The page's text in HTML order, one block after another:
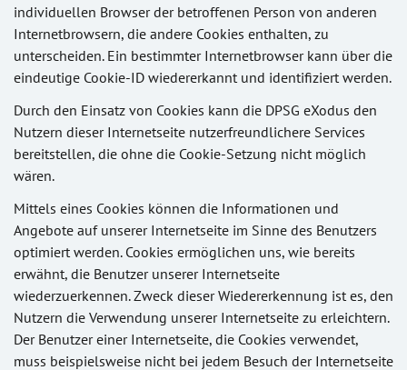
individuellen Browser der betroffenen Person von anderen
Internetbrowsern, die andere Cookies enthalten, zu
unterscheiden. Ein bestimmter Internetbrowser kann über die
eindeutige Cookie-ID wiedererkannt und identifiziert werden.
Durch den Einsatz von Cookies kann die DPSG eXodus den
Nutzern dieser Internetseite nutzerfreundlichere Services
bereitstellen, die ohne die Cookie-Setzung nicht möglich
wären.
Mittels eines Cookies können die Informationen und
Angebote auf unserer Internetseite im Sinne des Benutzers
optimiert werden. Cookies ermöglichen uns, wie bereits
erwähnt, die Benutzer unserer Internetseite
wiederzuerkennen. Zweck dieser Wiedererkennung ist es, den
Nutzern die Verwendung unserer Internetseite zu erleichtern.
Der Benutzer einer Internetseite, die Cookies verwendet,
muss beispielsweise nicht bei jedem Besuch der Internetseite